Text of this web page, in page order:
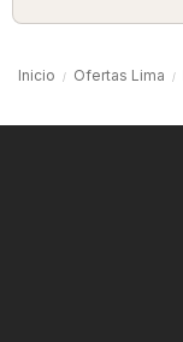
Inicio Ofertas Lima